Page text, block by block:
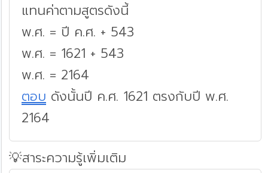
แทนค่าตามสูตรดังนี้
พ.ศ. = ปี ค.ศ. + 543
พ.ศ. = 1621 + 543
พ.ศ. = 2164
ตอบ ดังนั้นปี ค.ศ. 1621 ตรงกับปี พ.ศ.
2164
💡สาระความรู้เพิ่มเติม